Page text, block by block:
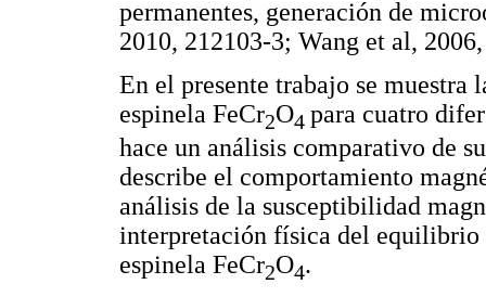
permanentes, generación de
2010, 212103-3; Wang et al,
En el presente trabajo se
espinela FeCr2O4 para cuatro
hace un análisis comparativo de
describe el comportamiento
análisis de la susceptibilidad
interpretación física del equilibrio
espinela FeCr2O4.